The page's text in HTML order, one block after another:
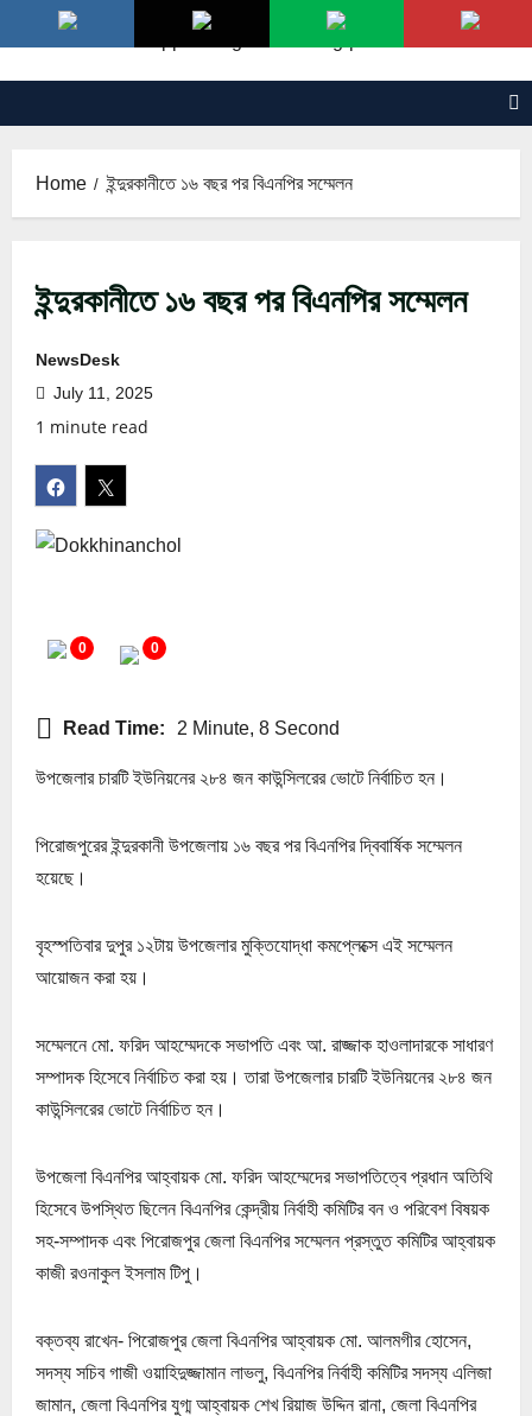
to
content
Home ইন্দুরকানীতে ১৬ বছর পর বিএনপির সম্মেলন
ইন্দুরকানীতে ১৬ বছর পর বিএনপির সম্মেলন
NewsDesk
July 11, 2025
1 minute read
0 0
Read Time: 2 Minute, 8 Second
উপজেলার চারটি ইউনিয়নের ২৮৪ জন কাউন্সিলরের ভোটে নির্বাচিত হন।
পিরোজপুরের ইন্দুরকানী উপজেলায় ১৬ বছর পর বিএনপির দ্বিবার্ষিক সম্মেলন
হয়েছে।
বৃহস্পতিবার দুপুর ১২টায় উপজেলার মুক্তিযোদ্ধা কমপ্লেক্সে এই সম্মেলন
আয়োজন করা হয়।
সম্মেলনে মো. ফরিদ আহম্মেদকে সভাপতি এবং আ. রাজ্জাক হাওলাদারকে সাধারণ
সম্পাদক হিসেবে নির্বাচিত করা হয়। তারা উপজেলার চারটি ইউনিয়নের ২৮৪ জন
কাউন্সিলরের ভোটে নির্বাচিত হন।
উপজেলা বিএনপির আহ্বায়ক মো. ফরিদ আহম্মেদের সভাপতিত্বে প্রধান অতিথি
হিসেবে উপস্থিত ছিলেন বিএনপির কেন্দ্রীয় নির্বাহী কমিটির বন ও পরিবেশ বিষয়ক
সহ-সম্পাদক এবং পিরোজপুর জেলা বিএনপির সম্মেলন প্রস্তুত কমিটির আহ্বায়ক
কাজী রওনাকুল ইসলাম টিপু।
বক্তব্য রাখেন- পিরোজপুর জেলা বিএনপির আহ্বায়ক মো. আলমগীর হোসেন,
সদস্য সচিব গাজী ওয়াহিদুজ্জামান লাভলু, বিএনপির নির্বাহী কমিটির সদস্য এলিজা
জামান, জেলা বিএনপির যুগ্ম আহ্বায়ক শেখ রিয়াজ উদ্দিন রানা, জেলা বিএনপির